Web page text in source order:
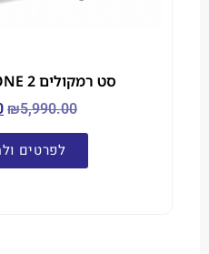
סט רמקולים Cabasse ALCYONE 2
₪
₪4,990.00
לפרטים ולהשכרה